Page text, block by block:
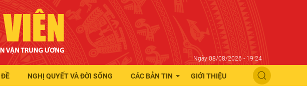
Ngày 08/08/2026 - 19:24
ĐỀ NGHỊ QUYẾT VÀ ĐỜI SỐNG CÁC BẢN TIN GIỚI THIỆU